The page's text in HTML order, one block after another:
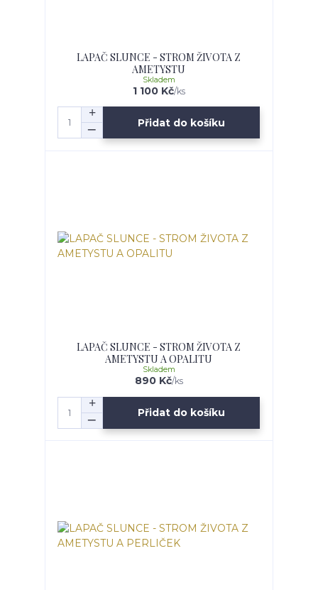
LAPAČ SLUNCE - STROM ŽIVOTA Z
AMETYSTU
1 100 Kč/ks
Skladem
Přidat do košíku
LAPAČ SLUNCE - STROM ŽIVOTA Z
AMETYSTU A OPALITU
890 Kč/ks
Skladem
Přidat do košíku